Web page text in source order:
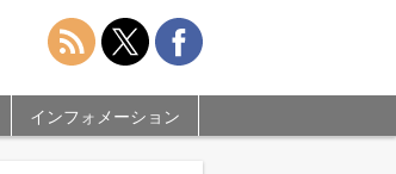
インフォメーション